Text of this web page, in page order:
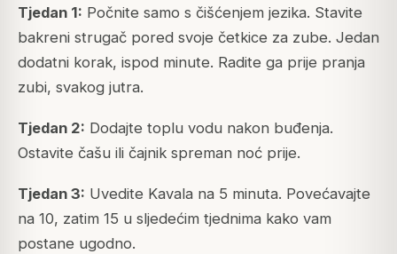
Tjedan 1: Počnite samo s čišćenjem jezika. Stavite
bakreni strugač pored svoje četkice za zube. Jedan
dodatni korak, ispod minute. Radite ga prije pranja
zubi, svakog jutra.
Tjedan 2: Dodajte toplu vodu nakon buđenja.
Ostavite čašu ili čajnik spreman noć prije.
Tjedan 3: Uvedite Kavala na 5 minuta. Povećavajte
na 10, zatim 15 u sljedećim tjednima kako vam
postane ugodno.